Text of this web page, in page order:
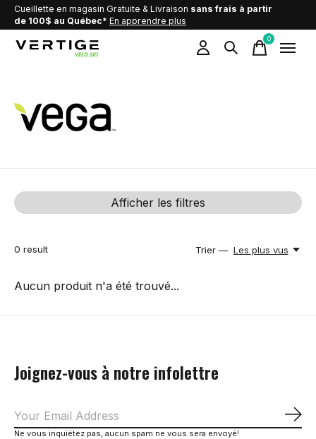
Cueillette en magasin Gratuite & Livraison sans frais à partir
de 100$ au Québec* En apprendre plus
0items
Vega
Afficher les filtres
0 result Trier — Les plus vus
Aucun produit n'a été trouvé...
Joignez-vous à notre infolettre
Ne vous inquiétez pas, aucun spam ne vous sera envoyé!